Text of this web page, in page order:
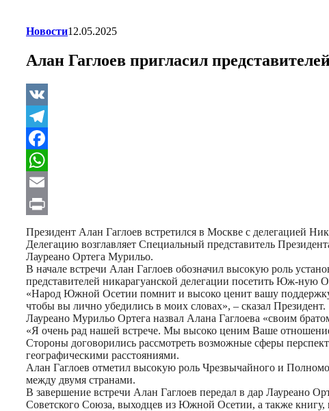
Новости12.05.2025
Алан Гаглоев пригласил
VK
Telegram
Facebook
WhatsApp
Email
Print
Президент Алан Гаглоев встретился в Москве с делегацией
Делегацию возглавляет Специальный представитель
Лауреано Ортега Мурильо.
В начале встречи Алан Гаглоев обозначил высокую роль
представителей никарагуанской делегации посетить Юж-ную
«Народ Южной Осетии помнит и высоко ценит вашу
чтобы вы лично убедились в моих словах», – сказал Президент.
Лауреано Мурильо Ортега назвал Алана Гаглоева «своим
«Я очень рад нашей встрече. Мы высоко ценим Ваше
Стороны договорились рассмотреть возможные сферы
географическими расстояниями.
Алан Гаглоев отметил высокую роль Чрезвычайного и
между двумя странами.
В завершение встречи Алан Гаглоев передал в дар Лауреано
Советского Союза, выходцев из Южной Осетии, а также